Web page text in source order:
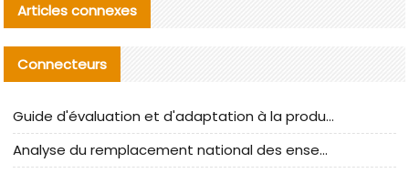
Articles connexes
Connecteurs
Guide d'évaluation et d'adaptation à la production des composants de câbles nationaux CNC Tech
Analyse du remplacement national des ensembles de câbles à fréquence élevée I-PEX